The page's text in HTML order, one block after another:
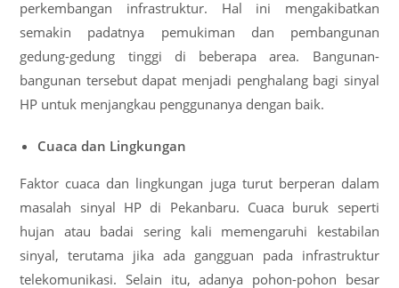
perkembangan infrastruktur. Hal ini mengakibatkan
semakin padatnya pemukiman dan pembangunan
gedung-gedung tinggi di beberapa area. Bangunan-
bangunan tersebut dapat menjadi penghalang bagi sinyal
HP untuk menjangkau penggunanya dengan baik.
Cuaca dan Lingkungan
Faktor cuaca dan lingkungan juga turut berperan dalam
masalah sinyal HP di Pekanbaru. Cuaca buruk seperti
hujan atau badai sering kali memengaruhi kestabilan
sinyal, terutama jika ada gangguan pada infrastruktur
telekomunikasi. Selain itu, adanya pohon-pohon besar